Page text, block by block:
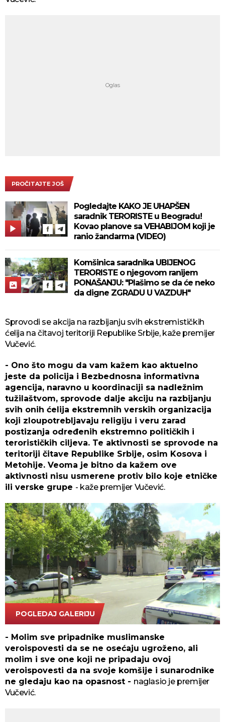
PROČITAJTE JOŠ
Pogledajte KAKO JE UHAPŠEN
saradnik TERORISTE u Beogradu!
Kovao planove sa VEHABIJOM koji je
ranio žandarma (VIDEO)
Komšinica saradnika UBIJENOG
TERORISTE o njegovom ranijem
PONAŠANJU: "Plašimo se da će neko
da digne ZGRADU U VAZDUH"
Sprovodi se akcija na razbijanju svih ekstremističkih
ćelija na čitavoj teritoriji Republike Srbije, kaže premijer
Vučević.
- Ono što mogu da vam kažem kao aktuelno
jeste da policija i Bezbednosna informativna
agencija, naravno u koordinaciji sa nadležnim
tužilaštvom, sprovode dalje akciju na razbijanju
svih onih ćelija ekstremnih verskih organizacija
koji zloupotrebljavaju religiju i veru zarad
postizanja određenih ekstremno političkih i
terorističkih ciljeva. Te aktivnosti se sprovode na
teritoriji čitave Republike Srbije, osim Kosova i
Metohije. Veoma je bitno da kažem ove
aktivnosti nisu usmerene protiv bilo koje etničke
ili verske grupe - kaže premijer Vučević.
POGLEDAJ GALERIJU
- Molim sve pripadnike muslimanske
veroispovesti da se ne osećaju ugroženo, ali
molim i sve one koji ne pripadaju ovoj
veroispovesti da na svoje komšije i sunarodnike
ne gledaju kao na opasnost - naglasio je premijer
Vučević.